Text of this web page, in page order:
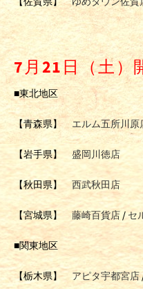
7月21日（土）
■東北地区
【青森県】 エルム五所川原
【岩手県】 盛岡川徳店
【秋田県】西武秋田店
【宮城県】 藤崎百貨店/セ
■関東地区
【栃木県】 アピタ宇都宮店